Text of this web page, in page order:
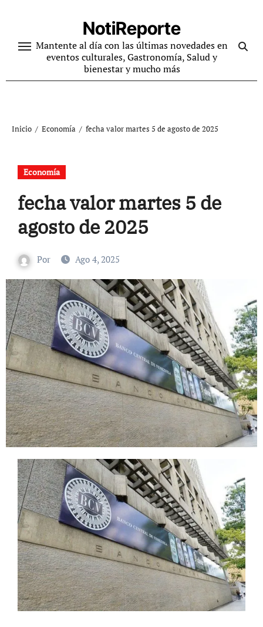
contenido
NotiReporte
Mantente al día con las últimas novedades en
eventos culturales, Gastronomía, Salud y
bienestar y mucho más
Inicio Economía fecha valor martes 5 de agosto de 2025
Economía
fecha valor martes 5 de
agosto de 2025
Por Ago 4, 2025